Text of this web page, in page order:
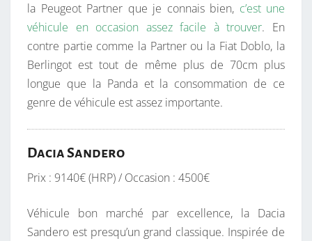
la Peugeot Partner que je connais bien, c’est une
véhicule en occasion assez facile à trouver. En
contre partie comme la Partner ou la Fiat Doblo, la
Berlingot est tout de même plus de 70cm plus
longue que la Panda et la consommation de ce
genre de véhicule est assez importante.
Dacia Sandero
Prix : 9140€ (HRP) / Occasion : 4500€
Véhicule bon marché par excellence, la Dacia
Sandero est presqu’un grand classique. Inspirée de